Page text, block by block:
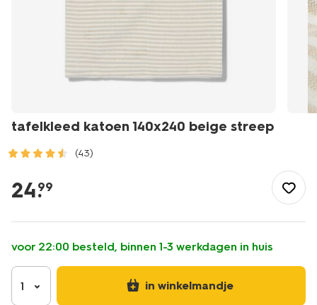
tafelkleed katoen 140x240 beige streep
(43)
tafelen/keukentextiel-
tafeltextiel/tafelkleden/tafelkleed-
140x240-
beige-
streep-
5330281.html
24.
99
voor 22:00 besteld, binnen 1-3 werkdagen in huis
1 in winkelmandje